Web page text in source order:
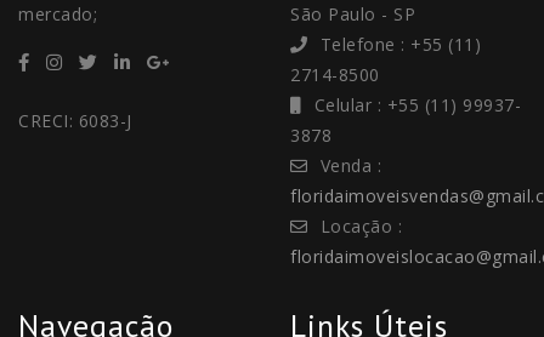
mercado;
CRECI: 6083-J
São Paulo - SP
Telefone : +55 (11)
2714-8500
Celular : +55 (11) 99937-
3878
Venda :
Locação :
Navegação Links Úteis